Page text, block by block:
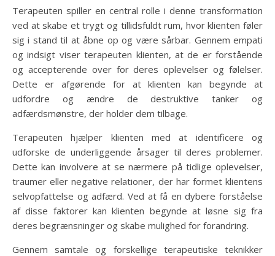
Terapeuten spiller en central rolle i denne transformation
ved at skabe et trygt og tillidsfuldt rum, hvor klienten føler
sig i stand til at åbne op og være sårbar. Gennem empati
og indsigt viser terapeuten klienten, at de er forstående
og accepterende over for deres oplevelser og følelser.
Dette er afgørende for at klienten kan begynde at
udfordre og ændre de destruktive tanker og
adfærdsmønstre, der holder dem tilbage.
Terapeuten hjælper klienten med at identificere og
udforske de underliggende årsager til deres problemer.
Dette kan involvere at se nærmere på tidlige oplevelser,
traumer eller negative relationer, der har formet klientens
selvopfattelse og adfærd. Ved at få en dybere forståelse
af disse faktorer kan klienten begynde at løsne sig fra
deres begrænsninger og skabe mulighed for forandring.
Gennem samtale og forskellige terapeutiske teknikker